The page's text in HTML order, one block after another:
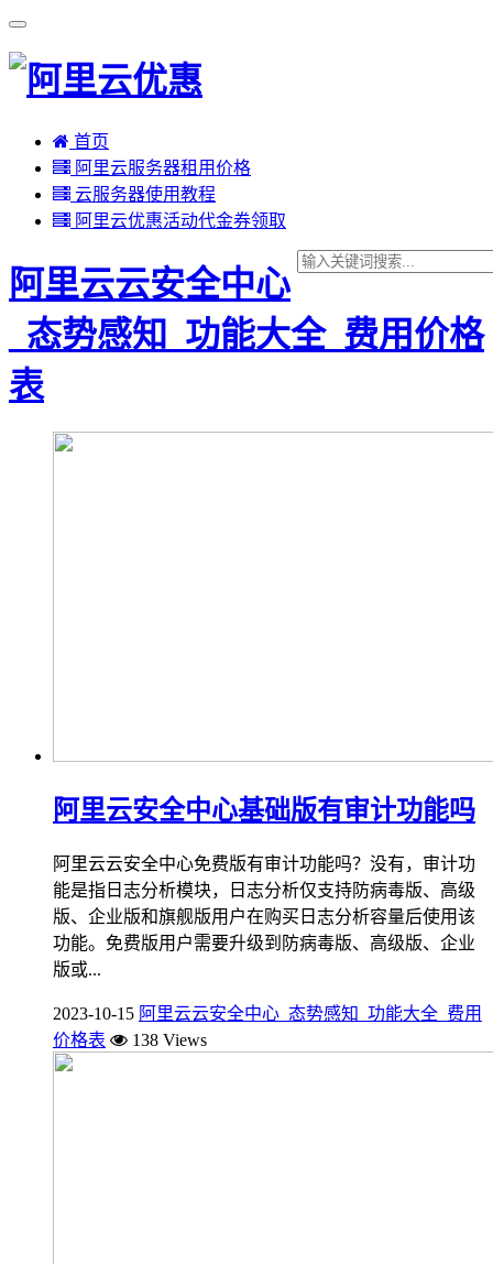
首页
阿里云服务器租用价格
云服务器使用教程
阿里云优惠活动代金券领取
阿里云云安全中心
_态势感知_功能大全_费用价格
表
阿里云安全中心基础版有审计功能吗
阿里云云安全中心免费版有审计功能吗？没有，审计功
能是指日志分析模块，日志分析仅支持防病毒版、高级
版、企业版和旗舰版用户在购买日志分析容量后使用该
功能。免费版用户需要升级到防病毒版、高级版、企业
版或...
2023-10-15 阿里云云安全中心_态势感知_功能大全_费用
价格表
138 Views